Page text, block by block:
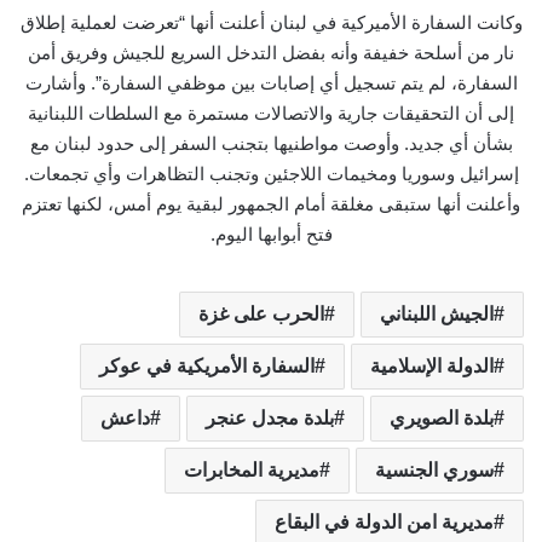
وكانت السفارة الأميركية في لبنان أعلنت أنها “تعرضت لعملية إطلاق
نار من أسلحة خفيفة وأنه بفضل التدخل السريع للجيش وفريق أمن
السفارة، لم يتم تسجيل أي إصابات بين موظفي السفارة”. وأشارت
إلى أن التحقيقات جارية والاتصالات مستمرة مع السلطات اللبنانية
بشأن أي جديد. وأوصت مواطنيها بتجنب السفر إلى حدود لبنان مع
إسرائيل وسوريا ومخيمات اللاجئين وتجنب التظاهرات وأي تجمعات.
وأعلنت أنها ستبقى مغلقة أمام الجمهور لبقية يوم أمس، لكنها تعتزم
فتح أبوابها اليوم.
الجيش اللبناني الحرب على غزة
الدولة الإسلامية السفارة الأمريكية في عوكر
بلدة الصويري بلدة مجدل عنجر داعش
سوري الجنسية مديرية المخابرات
مديرية امن الدولة في البقاع